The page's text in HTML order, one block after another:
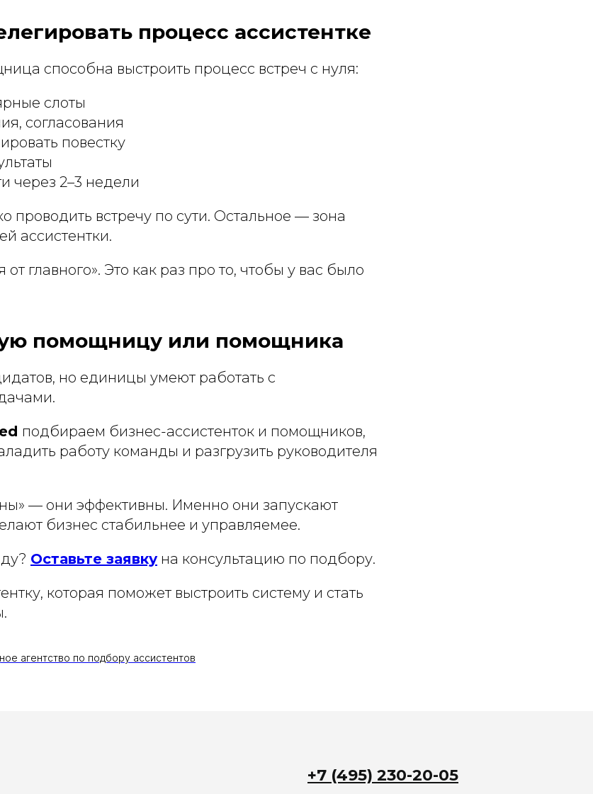
процесс ассистентке
способна выстроить процесс встреч с нуля:
слоты
согласования
повестку
через 2–3 недели
проводить встречу по сути. Остальное — зона
ассистентки.
от главного». Это как раз про то, чтобы у вас было
помощницу или помощника
но единицы умеют работать с
подбираем бизнес-ассистенток и помощников,
работу команды и разгрузить руководителя
— они эффективны. Именно они запускают
бизнес стабильнее и управляемее.
Оставьте заявку на консультацию по подбору.
которая поможет выстроить систему и стать
агентство по подбору ассистентов
+7 (495) 230-20-05